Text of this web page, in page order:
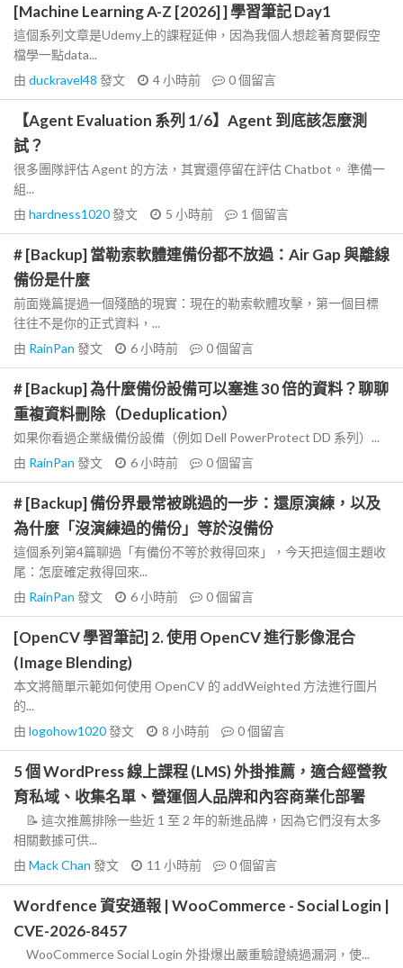
[Machine Learning A-Z [2026] ] 學習筆記 Day1
這個系列文章是Udemy上的課程延伸，因為我個人想趁著育嬰假空
檔學一點data...
由 duckravel48 發文 4 小時前 0個留言
【Agent Evaluation 系列 1/6】Agent 到底該怎麼測
試？
很多團隊評估 Agent 的方法，其實還停留在評估 Chatbot。 準備一
組...
由 hardness1020發文 5 小時前 1 個留言
# [Backup] 當勒索軟體連備份都不放過：Air Gap 與離線
備份是什麼
前面幾篇提過一個殘酷的現實：現在的勒索軟體攻擊，第一個目標
往往不是你的正式資料，...
由 RainPan 發文 6 小時前 0個留言
# [Backup] 為什麼備份設備可以塞進 30 倍的資料？聊聊
重複資料刪除（Deduplication）
如果你看過企業級備份設備（例如 Dell PowerProtect DD 系列）...
由 RainPan 發文 6 小時前 0個留言
# [Backup] 備份界最常被跳過的一步：還原演練，以及
為什麼「沒演練過的備份」等於沒備份
這個系列第4篇聊過「有備份不等於救得回來」，今天把這個主題收
尾：怎麼確定救得回來...
由 RainPan 發文 6 小時前 0個留言
[OpenCV 學習筆記] 2. 使用 OpenCV 進行影像混合
(Image Blending)
本文將簡單示範如何使用 OpenCV 的 addWeighted 方法進行圖片
的...
由 logohow1020發文 8 小時前 0個留言
5 個 WordPress 線上課程 (LMS) 外掛推薦，適合經營教
育私域、收集名單、營運個人品牌和內容商業化部署
📝 這次推薦排除一些近 1 至 2 年的新進品牌，因為它們沒有太多
相關數據可供...
由 Mack Chan 發文 11 小時前 0個留言
Wordfence 資安通報 | WooCommerce - Social Login |
CVE-2026-8457
WooCommerce Social Login 外掛爆出嚴重驗證繞過漏洞，使...